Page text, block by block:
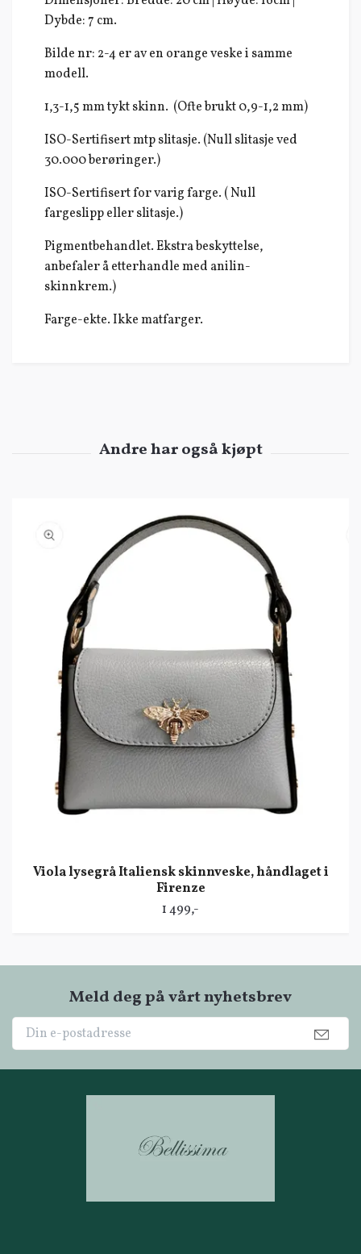
Dybde: 7 cm.
Bilde nr: 2-4 er av en orange veske i samme
modell.
1,3-1,5 mm tykt skinn. (Ofte brukt 0,9-1,2 mm)
ISO-Sertifisert mtp slitasje. (Null slitasje ved
30.000 berøringer.)
ISO-Sertifisert for varig farge. ( Null
fargeslipp eller slitasje.)
Pigmentbehandlet. Ekstra beskyttelse,
anbefaler å etterhandle med anilin-
skinnkrem.)
Farge-ekte. Ikke matfarger.
Viola lysegrå Italiensk skinnveske, håndlaget i
Firenze
1 499,-
Meld deg på vårt nyhetsbrev